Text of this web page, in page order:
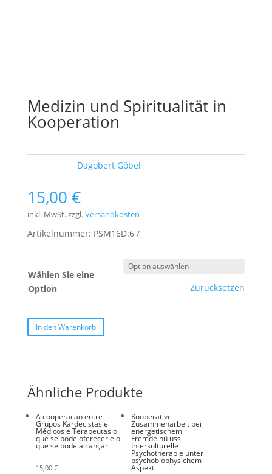
Medizin und Spiritualität in
Kooperation
Dagobert Göbel
15,00 €
inkl. MwSt.zzgl.Versandkosten
Artikelnummer: PSM16D:6
Wählen Sie eine
Option
Zurücksetzen
In den Warenkorb
Ähnliche Produkte
A cooperacao entre
Grupos Kardecistas e
Médicos e Terapeutas o
que se pode oferecer e o
que se pode alcançar
15,00 €
Kooperative
Zusammenarbeit bei
energetischem
Fremdeinû uss
Interkulturelle
Psychotherapie unter
psychobiophysichem
Aspekt